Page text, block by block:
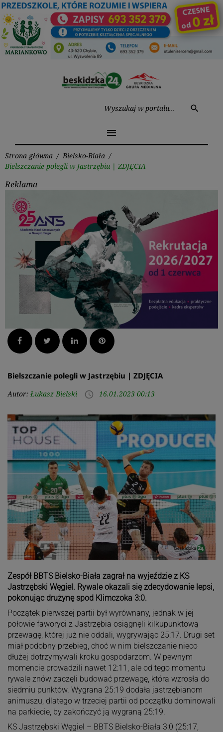
Przejdź
do
treści
search
menu
Strona główna / Bielsko-Biała /
Bielszczanie polegli w Jastrzębiu | ZDJĘCIA
Reklama
Facebook Twitter LinkedInPinterest
Bielszczanie polegli w Jastrzębiu | ZDJĘCIA
Autor: Łukasz Bielski access_time 16.01.2023 00:13
Zespół BBTS Bielsko-Biała zagrał na wyjeździe z KS
Jastrzębski Węgiel. Rywale okazali się zdecydowanie lepsi,
pokonując drużynę spod Klimczoka 3:0.
Początek pierwszej partii był wyrównany, jednak w jej
połowie faworyci z Jastrzębia osiągnęli kilkupunktową
przewagę, której już nie oddali, wygrywając 25:17. Drugi set
miał podobny przebieg, choć w nim bielszczanie nieco
dłużej dotrzymywali kroku gospodarzom. W pewnym
momencie prowadzili nawet 12:11, ale od tego momentu
rywale znów zaczęli budować przewagę, która wzrosła do
siedmiu punktów. Wygrana 25:19 dodała jastrzębianom
animuszu, dlatego w trzeciej partii od początku dominowali
na parkiecie, by zakończyć ją wygraną 25:19.
KS Jastrzębski Węgiel – BBTS Bielsko-Biała 3:0 (25:17,